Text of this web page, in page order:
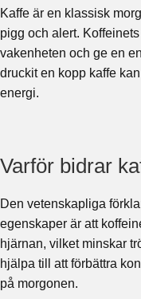
Kaffe är en klassisk
pigg och alert.
vakenheten och ge en
druckit en kopp kaffe
energi.
Varför bidrar
Den vetenskapliga
egenskaper är att
hjärnan, vilket minskar
hjälpa till att förbättra
på morgonen.